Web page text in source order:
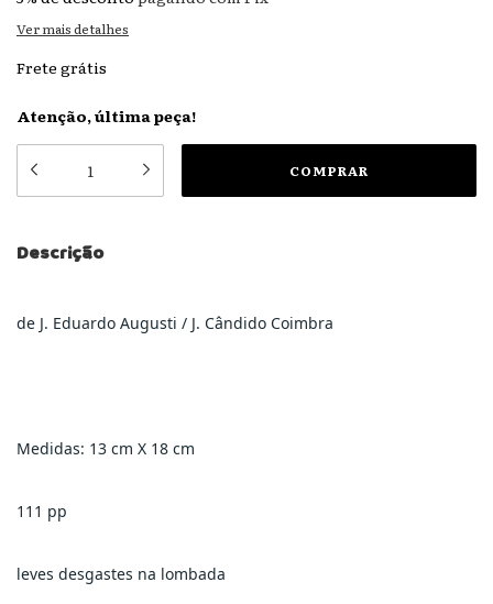
Ver mais detalhes
Frete grátis
Atenção, última peça!
Descrição
de J. Eduardo Augusti / J. Cândido Coimbra
Medidas: 13 cm X 18 cm
111 pp
leves desgastes na lombada